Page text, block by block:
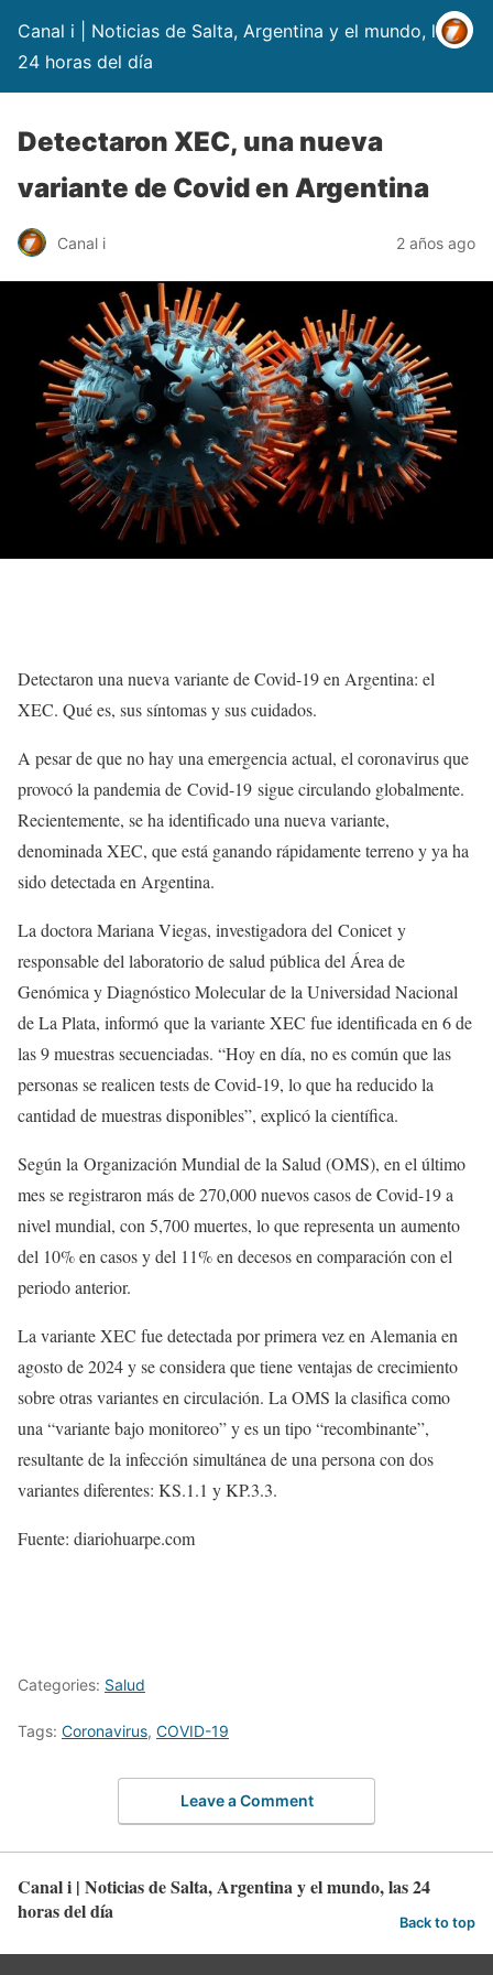
Canal i | Noticias de Salta, Argentina y el mundo, las
24 horas del día
Detectaron XEC, una nueva
variante de Covid en Argentina
Canal i 2 años ago
Detectaron una nueva variante de Covid-19 en Argentina: el
XEC. Qué es, sus síntomas y sus cuidados.
A pesar de que no hay una emergencia actual, el coronavirus que
provocó la pandemia de Covid-19 sigue circulando globalmente.
Recientemente, se ha identificado una nueva variante,
denominada XEC, que está ganando rápidamente terreno y ya ha
sido detectada en Argentina.
La doctora Mariana Viegas, investigadora del Conicet y
responsable del laboratorio de salud pública del Área de
Genómica y Diagnóstico Molecular de la Universidad Nacional
de La Plata, informó que la variante XEC fue identificada en 6 de
las 9 muestras secuenciadas. “Hoy en día, no es común que las
personas se realicen tests de Covid-19, lo que ha reducido la
cantidad de muestras disponibles”, explicó la científica.
Según la Organización Mundial de la Salud (OMS), en el último
mes se registraron más de 270,000 nuevos casos de Covid-19 a
nivel mundial, con 5,700 muertes, lo que representa un aumento
del 10% en casos y del 11% en decesos en comparación con el
periodo anterior.
La variante XEC fue detectada por primera vez en Alemania en
agosto de 2024 y se considera que tiene ventajas de crecimiento
sobre otras variantes en circulación. La OMS la clasifica como
una “variante bajo monitoreo” y es un tipo “recombinante”,
resultante de la infección simultánea de una persona con dos
variantes diferentes: KS.1.1 y KP.3.3.
Fuente: diariohuarpe.com
Categories: Salud
Tags: Coronavirus, COVID-19
Leave a Comment
Canal i | Noticias de Salta, Argentina y el mundo, las 24
horas del día
Back to top